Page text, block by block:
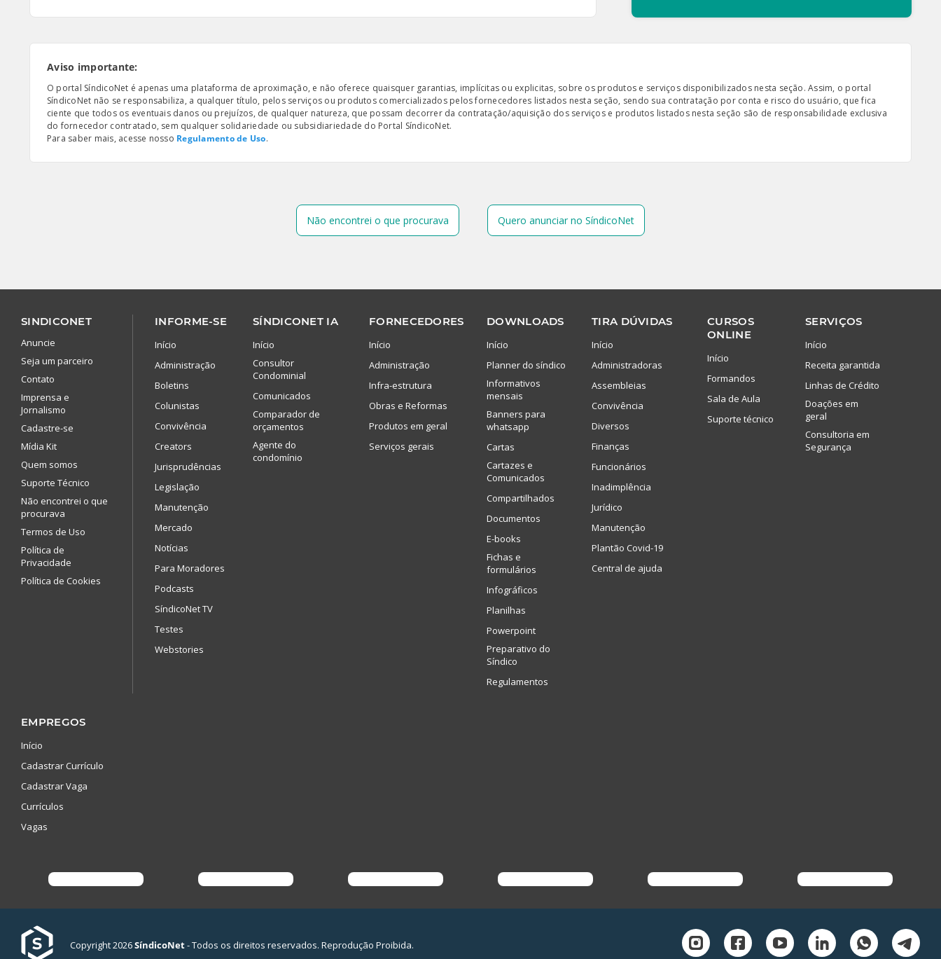
Aviso importante:
O portal SíndicoNet é apenas uma plataforma de aproximação, e não oferece quaisquer garantias, implícitas ou explicitas, sobre os produtos e serviços disponibilizados nesta seção. Assim, o portal
SíndicoNet não se responsabiliza, a qualquer título, pelos serviços ou produtos comercializados pelos fornecedores listados nesta seção, sendo sua contratação por conta e risco do usuário, que fica
ciente que todos os eventuais danos ou prejuízos, de qualquer natureza, que possam decorrer da contratação/aquisição dos serviços e produtos listados nesta seção são de responsabilidade exclusiva
do fornecedor contratado, sem qualquer solidariedade ou subsidiariedade do Portal SíndicoNet.
Para saber mais, acesse nosso Regulamento de Uso.
Não encontrei o que procurava Quero anunciar no SíndicoNet
SINDICONET
Anuncie
Seja um parceiro
Contato
Imprensa e
Jornalismo
Cadastre-se
Mídia Kit
Quem somos
Suporte Técnico
Não encontrei o que
procurava
Termos de Uso
Política de
Privacidade
Política de Cookies
INFORME-SE
Início
Administração
Boletins
Colunistas
Convivência
Creators
Jurisprudências
Legislação
Manutenção
Mercado
Notícias
Para Moradores
Podcasts
SíndicoNet TV
Testes
Webstories
SÍNDICONET IA
Início
Consultor
Condominial
Comunicados
Comparador de
orçamentos
Agente do
condomínio
FORNECEDORES
Início
Administração
Infra-estrutura
Obras e Reformas
Produtos em geral
Serviços gerais
DOWNLOADS
Início
Planner do síndico
Informativos
mensais
Banners para
whatsapp
Cartas
Cartazes e
Comunicados
Compartilhados
Documentos
E-books
Fichas e
formulários
Infográficos
Planilhas
Powerpoint
Preparativo do
Síndico
Regulamentos
TIRA DÚVIDAS
Início
Administradoras
Assembleias
Convivência
Diversos
Finanças
Funcionários
Inadimplência
Jurídico
Manutenção
Plantão Covid-19
Central de ajuda
CURSOS
ONLINE
Início
Formandos
Sala de Aula
Suporte técnico
SERVIÇOS
Início
Receita garantida
Linhas de Crédito
Doações em
geral
Consultoria em
Segurança
EMPREGOS
Início
Cadastrar Currículo
Cadastrar Vaga
Currículos
Vagas
Copyright 2026SíndicoNet- Todos os direitos reservados. Reprodução Proibida.